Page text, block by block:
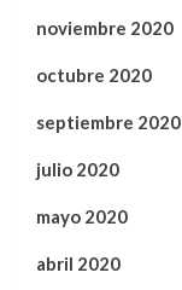
noviembre 2020
octubre 2020
septiembre 2020
julio 2020
mayo 2020
abril 2020